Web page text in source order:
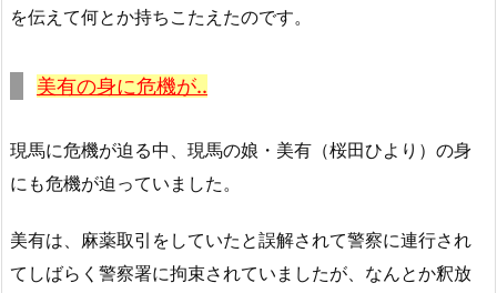
を伝えて何とか持ちこたえたのです。
美有の身に危機が..
現馬に危機が迫る中、現馬の娘・美有（桜田ひより）の身
にも危機が迫っていました。
美有は、麻薬取引をしていたと誤解されて警察に連行され
てしばらく警察署に拘束されていましたが、なんとか釈放